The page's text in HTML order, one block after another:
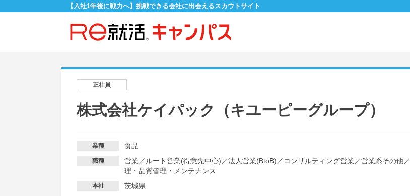
【入社1年後に戦力へ】挑戦できる会社に出会えるスカウトサイト
正社員
株式会社ケイパック（キユーピーグループ）
業種 食品
職種 営業／ ルート営業(得意先中心) ／法人営業(BtoB) ／ コンサルティング営業／営業系その他／
理・品質管理・メンテナンス
本社 茨城県